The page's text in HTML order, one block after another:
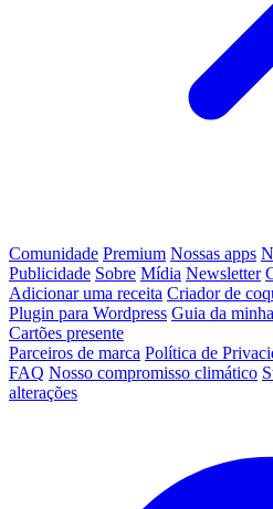
Comunidade Premium Nossas apps
Publicidade Sobre Mídia Newsletter
Adicionar uma receita Criador de
Plugin para Wordpress Guia da
Cartões presente
Parceiros de marca Política de
FAQ Nosso compromisso climático
alterações